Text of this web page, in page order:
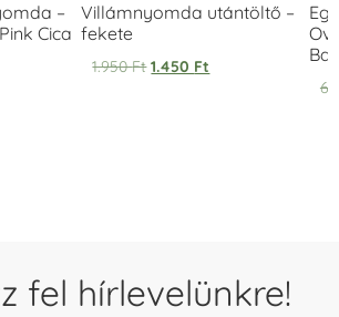
–
Cica
Villámnyomda utántöltő –
fekete
1.950Ft 1.450 Ft
fel hírlevelünkre!